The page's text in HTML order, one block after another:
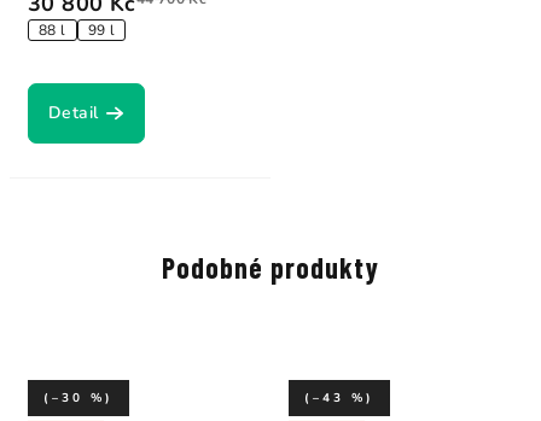
88 l
99 l
Detail
Podobné produkty
(–30 %) (–43 %)